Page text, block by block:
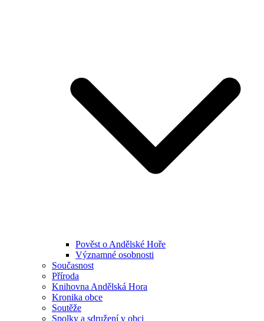
Pověst o Andělské Hoře
Významné osobnosti
Současnost
Příroda
Knihovna Andělská Hora
Kronika obce
Soutěže
Spolky a sdružení v obci